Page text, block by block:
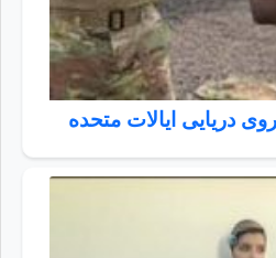
دریایی ایالات متحده